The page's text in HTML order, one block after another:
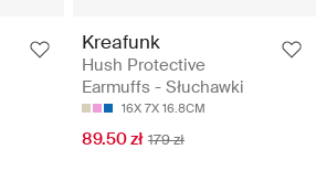
Kreafunk
Hush Protective
Earmuffs - Słuchawki
16X 7X 16.8CM
89.50 zł 179 zł